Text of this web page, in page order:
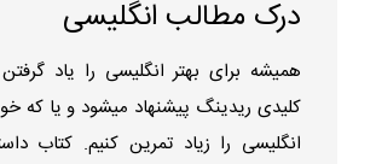
درک مطالب انگلیسی
همیشه برای بهتر انگلیسی را یاد
کلیدی ریدینگ پیشنهاد میشود و یا که
انگلیسی را زیاد تمرین کنیم. کتاب